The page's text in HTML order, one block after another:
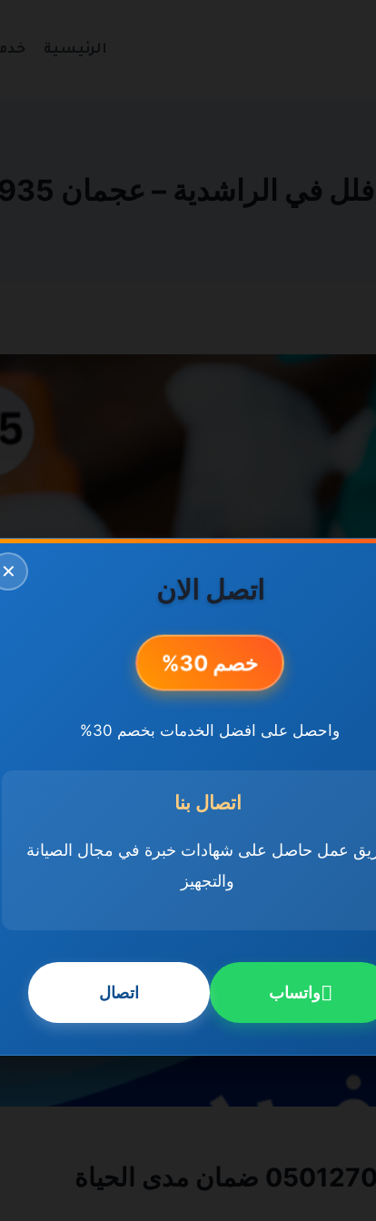
الرئيسية
الراشدية – عجمان 0501270935
✕
اتصل الان
خصم 30%
واحصل على افضل الخدمات بخصم 30%
اتصال بنا
عمل حاصل على شهادات خبرة في مجال الصيانة
والتجهيز
واتساب اتصال